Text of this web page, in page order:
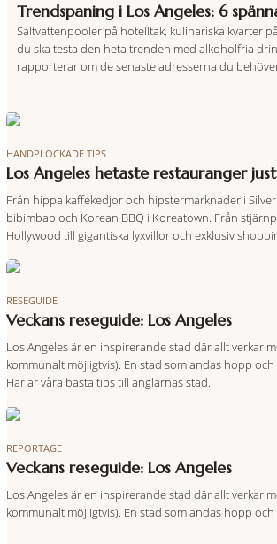
Trendspaning i Los Angeles: 6
Saltvattenpooler på hotelltak, kulinariska kvarter
du ska testa den heta trenden med alkoholfria
rapporterar om de senaste adresserna du
HANDPLOCKADE TIPS
Los Angeles hetaste restauranger
Från hippa kaffekedjor och hipstermarknader i
bibimbap och Korean BBQ i Koreatown. Från
Hollywood till gigantiska lyxvillor och exklusiv
konstmuseer. Los Angeles är extra allt – och
RESEGUIDE
Veckans reseguide: Los Angeles
Los Angeles är en inspirerande stad där allt verkar
kommunalt möjligtvis). En stad som andas hopp
Här är våra bästa tips till änglarnas stad.
REPORTAGE
Veckans reseguide: Los Angeles
Los Angeles är en inspirerande stad där allt verkar
kommunalt möjligtvis). En stad som andas hopp